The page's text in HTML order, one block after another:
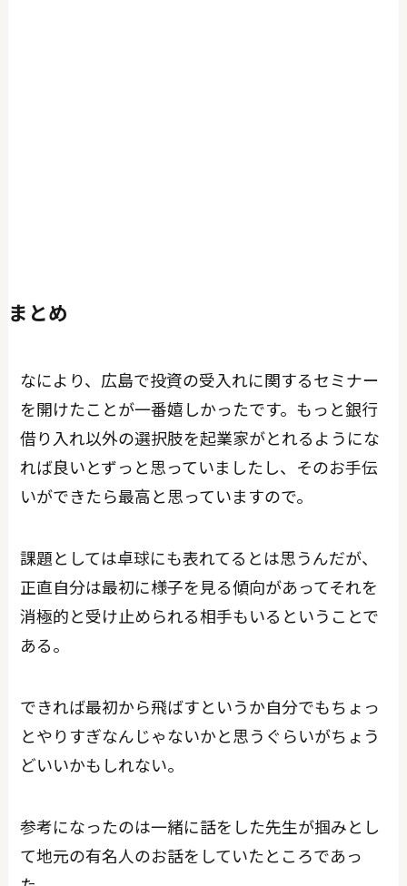
まとめ
なにより、広島で投資の受入れに関するセミナー
を開けたことが一番嬉しかったです。もっと銀行
借り入れ以外の選択肢を起業家がとれるようにな
れば良いとずっと思っていましたし、そのお手伝
いができたら最高と思っていますので。
課題としては卓球にも表れてるとは思うんだが、
正直自分は最初に様子を見る傾向があってそれを
消極的と受け止められる相手もいるということで
ある。
できれば最初から飛ばすというか自分でもちょっ
とやりすぎなんじゃないかと思うぐらいがちょう
どいいかもしれない。
参考になったのは一緒に話をした先生が掴みとし
て地元の有名人のお話をしていたところであっ